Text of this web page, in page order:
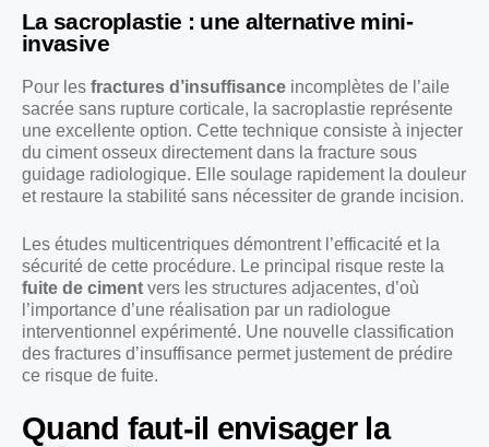
La sacroplastie : une alternative mini-
invasive
Pour les fractures d’insuffisance incomplètes de l’aile
sacrée sans rupture corticale, la sacroplastie représente
une excellente option. Cette technique consiste à injecter
du ciment osseux directement dans la fracture sous
guidage radiologique. Elle soulage rapidement la douleur
et restaure la stabilité sans nécessiter de grande incision.
Les études multicentriques démontrent l’efficacité et la
sécurité de cette procédure. Le principal risque reste la
fuite de ciment vers les structures adjacentes, d’où
l’importance d’une réalisation par un radiologue
interventionnel expérimenté. Une nouvelle classification
des fractures d’insuffisance permet justement de prédire
ce risque de fuite.
Quand faut-il envisager la